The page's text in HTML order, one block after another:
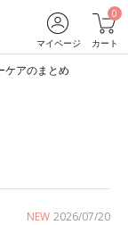
マイページ
0
カート
ケアのまとめ
NEW 2026/07/20